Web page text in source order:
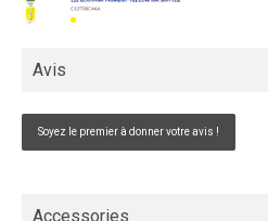
Avis
Soyez le premier à donner votre avis !
Accessories